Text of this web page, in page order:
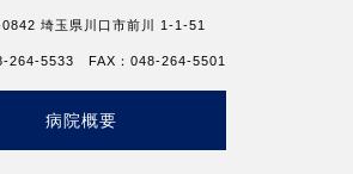
埼玉県川口市前川 1-1-51
264-5533 FAX：048-264-5501
病院概要